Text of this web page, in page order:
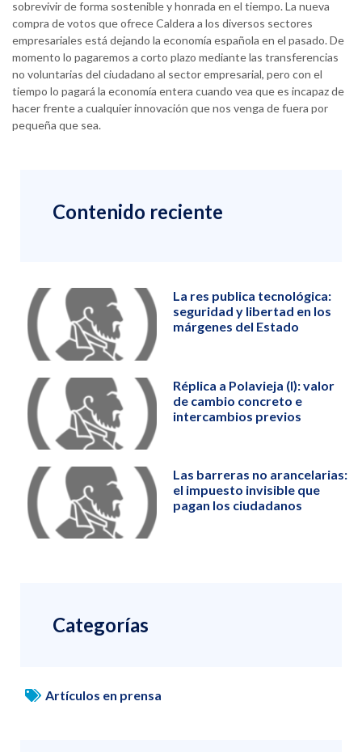
sobrevivir de forma sostenible y honrada en el tiempo. La nueva
compra de votos que ofrece Caldera a los diversos sectores
empresariales está dejando la economía española en el pasado. De
momento lo pagaremos a corto plazo mediante las transferencias
no voluntarias del ciudadano al sector empresarial, pero con el
tiempo lo pagará la economía entera cuando vea que es incapaz de
hacer frente a cualquier innovación que nos venga de fuera por
pequeña que sea.
Contenido reciente
La res publica tecnológica:
seguridad y libertad en los
márgenes del Estado
Réplica a Polavieja (I): valor
de cambio concreto e
intercambios previos
Las barreras no arancelarias:
el impuesto invisible que
pagan los ciudadanos
Categorías
Artículos en prensa